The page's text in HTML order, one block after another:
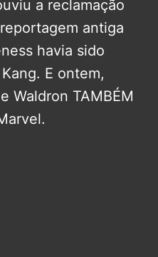
a reclamação
antiga
havia sido
E ontem,
Waldron TAMBÉM